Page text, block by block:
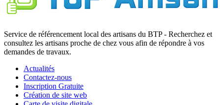
Service de référencement local des artisans du BTP - Recherchez et
consultez les artisans proche de chez vous afin de répondre à vos
demandes de travaux.
Actualités
Contactez-nous
Inscription Gratuite
Création de site web